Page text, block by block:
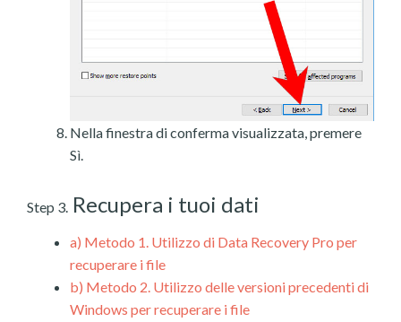
Nella finestra di conferma visualizzata, premere
Sì.
Step 3. Recupera i tuoi dati
a) Metodo 1. Utilizzo di Data Recovery Pro per
recuperare i file
b) Metodo 2. Utilizzo delle versioni precedenti di
Windows per recuperare i file